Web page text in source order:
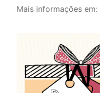
Mais informações